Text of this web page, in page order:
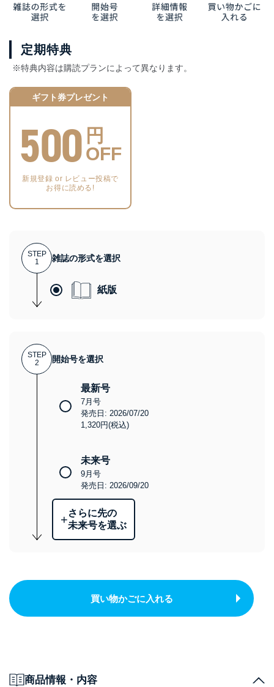
定期特典
※特典内容は購読プランによって異なります。
ギフト券プレゼント
500 円
OFF
新規登録 or レビュー投稿で
お得に読める!
STEP
1
雑誌の形式を選択
紙版
STEP
2
開始号を選択
最新号
7月号
発売日: 2026/07/20
1,320円(税込)
未来号
9月号
発売日: 2026/09/20
+さらに先の
未来号を選ぶ
買い物かごに入れる
商品情報・内容